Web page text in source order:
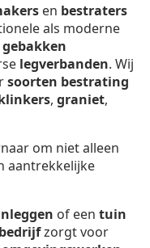
en bestraters
als moderne
gebakken
legverbanden. Wij
soorten bestrating
, graniet,
om niet alleen
aantrekkelijke
of een tuin
zorgt voor